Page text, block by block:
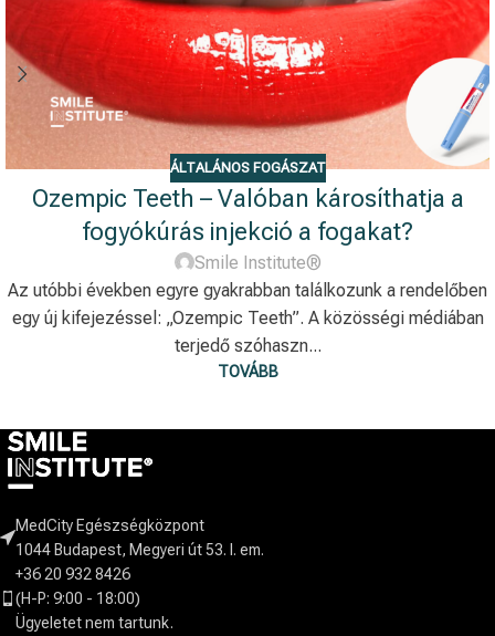
ÁLTALÁNOS FOGÁSZAT
Ozempic Teeth – Valóban károsíthatja a
fogyókúrás injekció a fogakat?
Smile Institute®
Az utóbbi években egyre gyakrabban találkozunk a rendelőben
egy új kifejezéssel: „Ozempic Teeth”. A közösségi médiában
terjedő szóhaszn...
TOVÁBB
MedCity Egészségközpont
1044 Budapest, Megyeri út 53. I. em.
+36 20 932 8426
(H-P: 9:00 - 18:00)
Ügyeletet nem tartunk.